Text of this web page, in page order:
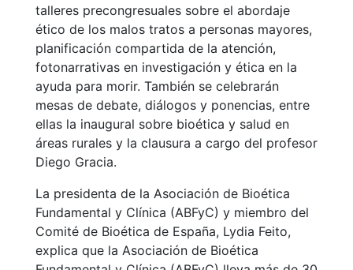
talleres precongresuales sobre el abordaje
ético de los malos tratos a personas mayores,
planificación compartida de la atención,
fotonarrativas en investigación y ética en la
ayuda para morir. También se celebrarán
mesas de debate, diálogos y ponencias, entre
ellas la inaugural sobre bioética y salud en
áreas rurales y la clausura a cargo del profesor
Diego Gracia.
La presidenta de la Asociación de Bioética
Fundamental y Clínica (ABFyC) y miembro del
Comité de Bioética de España, Lydia Feito,
explica que la Asociación de Bioética